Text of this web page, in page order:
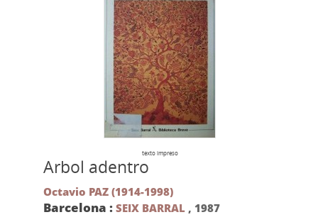
texto impreso
Arbol adentro
Octavio PAZ (1914-1998)
Barcelona : SEIX BARRAL , 1987